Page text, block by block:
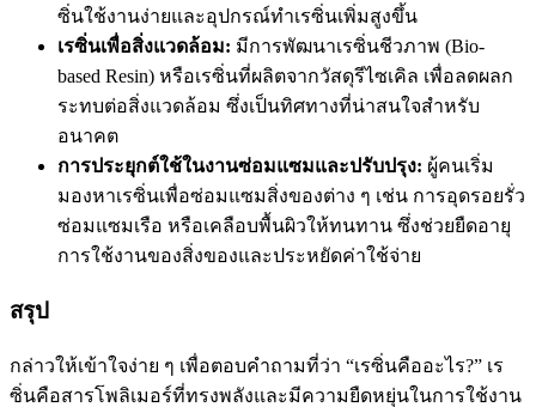
ซิ่นใช้งานง่ายและอุปกรณ์ทำเรซิ่นเพิ่มสูงขึ้น
เรซิ่นเพื่อสิ่งแวดล้อม: มีการพัฒนาเรซิ่นชีวภาพ (Bio-
based Resin) หรือเรซิ่นที่ผลิตจากวัสดุรีไซเคิล เพื่อลดผลก
ระทบต่อสิ่งแวดล้อม ซึ่งเป็นทิศทางที่น่าสนใจสำหรับ
อนาคต
การประยุกต์ใช้ในงานซ่อมแซมและปรับปรุง: ผู้คนเริ่ม
มองหาเรซิ่นเพื่อซ่อมแซมสิ่งของต่าง ๆ เช่น การอุดรอยรั่ว
ซ่อมแซมเรือ หรือเคลือบพื้นผิวให้ทนทาน ซึ่งช่วยยืดอายุ
การใช้งานของสิ่งของและประหยัดค่าใช้จ่าย
สรุป
กล่าวให้เข้าใจง่าย ๆ เพื่อตอบคำถามที่ว่า “เรซิ่นคืออะไร?” เร
ซิ่นคือสารโพลิเมอร์ที่ทรงพลังและมีความยืดหยุ่นในการใช้งาน